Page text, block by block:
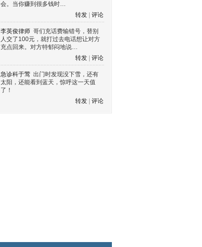
会。当你赚到很多钱时…
转发
评论
李英俊律师 哥们充话费输错号，替别
人交了100元，就打过去电话想让对方
充点回来。对方特郁闷地说…
转发
评论
急诊科于莺 出门时发现没下雪，还有
太阳，还能看到蓝天，惊呼这一天值
了！
转发
评论